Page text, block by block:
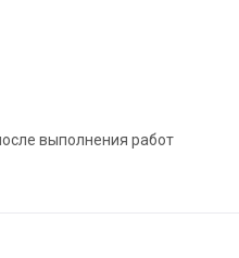
выполнения работ